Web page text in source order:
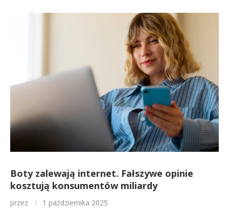
Boty zalewają internet. Fałszywe opinie
kosztują konsumentów miliardy
przez 1 października 2025